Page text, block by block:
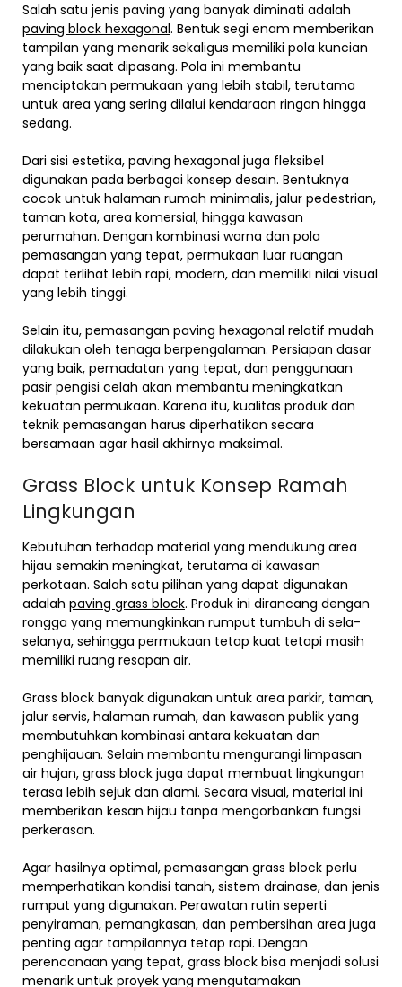
Salah satu jenis paving yang banyak diminati adalah
paving block hexagonal. Bentuk segi enam memberikan
tampilan yang menarik sekaligus memiliki pola kuncian
yang baik saat dipasang. Pola ini membantu
menciptakan permukaan yang lebih stabil, terutama
untuk area yang sering dilalui kendaraan ringan hingga
sedang.
Dari sisi estetika, paving hexagonal juga fleksibel
digunakan pada berbagai konsep desain. Bentuknya
cocok untuk halaman rumah minimalis, jalur pedestrian,
taman kota, area komersial, hingga kawasan
perumahan. Dengan kombinasi warna dan pola
pemasangan yang tepat, permukaan luar ruangan
dapat terlihat lebih rapi, modern, dan memiliki nilai visual
yang lebih tinggi.
Selain itu, pemasangan paving hexagonal relatif mudah
dilakukan oleh tenaga berpengalaman. Persiapan dasar
yang baik, pemadatan yang tepat, dan penggunaan
pasir pengisi celah akan membantu meningkatkan
kekuatan permukaan. Karena itu, kualitas produk dan
teknik pemasangan harus diperhatikan secara
bersamaan agar hasil akhirnya maksimal.
Grass Block untuk Konsep Ramah
Lingkungan
Kebutuhan terhadap material yang mendukung area
hijau semakin meningkat, terutama di kawasan
perkotaan. Salah satu pilihan yang dapat digunakan
adalah paving grass block. Produk ini dirancang dengan
rongga yang memungkinkan rumput tumbuh di sela-
selanya, sehingga permukaan tetap kuat tetapi masih
memiliki ruang resapan air.
Grass block banyak digunakan untuk area parkir, taman,
jalur servis, halaman rumah, dan kawasan publik yang
membutuhkan kombinasi antara kekuatan dan
penghijauan. Selain membantu mengurangi limpasan
air hujan, grass block juga dapat membuat lingkungan
terasa lebih sejuk dan alami. Secara visual, material ini
memberikan kesan hijau tanpa mengorbankan fungsi
perkerasan.
Agar hasilnya optimal, pemasangan grass block perlu
memperhatikan kondisi tanah, sistem drainase, dan jenis
rumput yang digunakan. Perawatan rutin seperti
penyiraman, pemangkasan, dan pembersihan area juga
penting agar tampilannya tetap rapi. Dengan
perencanaan yang tepat, grass block bisa menjadi solusi
menarik untuk proyek yang mengutamakan